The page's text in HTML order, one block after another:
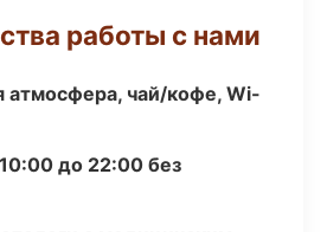
работы с нами
атмосфера, чай/кофе, Wi-
до 22:00 без